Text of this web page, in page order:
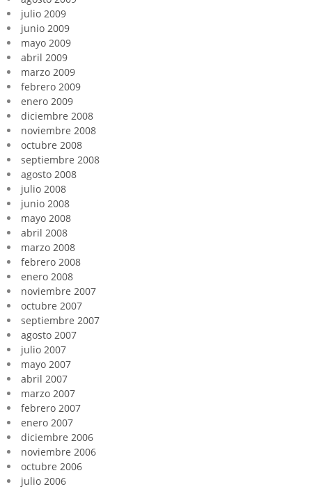
julio 2009
junio 2009
mayo 2009
abril 2009
marzo 2009
febrero 2009
enero 2009
diciembre 2008
noviembre 2008
octubre 2008
septiembre 2008
agosto 2008
julio 2008
junio 2008
mayo 2008
abril 2008
marzo 2008
febrero 2008
enero 2008
noviembre 2007
octubre 2007
septiembre 2007
agosto 2007
julio 2007
mayo 2007
abril 2007
marzo 2007
febrero 2007
enero 2007
diciembre 2006
noviembre 2006
octubre 2006
julio 2006